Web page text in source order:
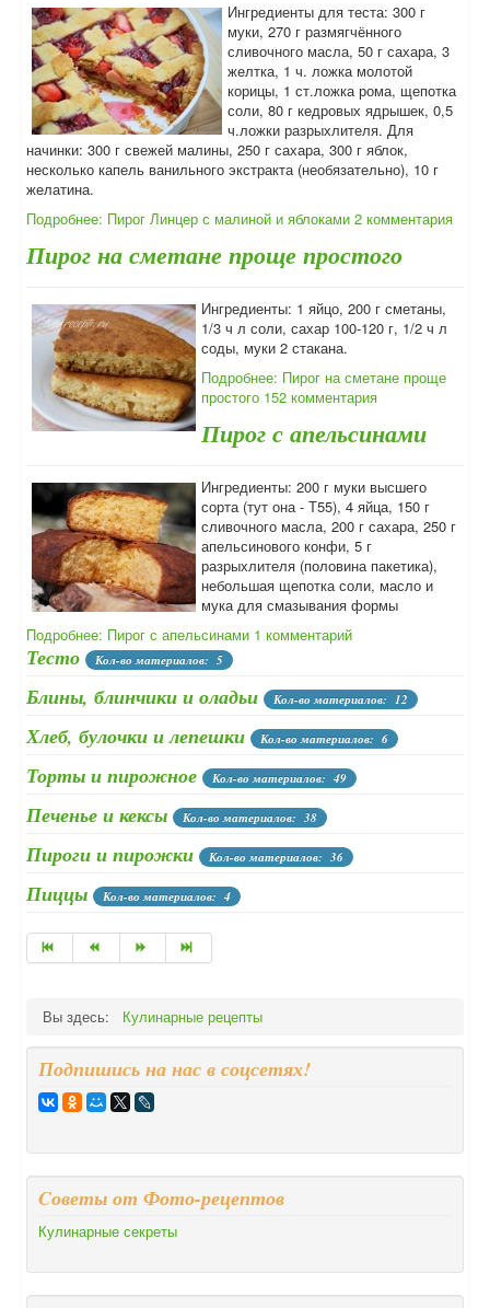
Ингредиенты для теста: 300 г
муки, 270 г размягчённого
сливочного масла, 50 г сахара, 3
желтка, 1 ч. ложка молотой
корицы, 1 ст.ложка рома, щепотка
соли, 80 г кедровых ядрышек, 0,5
ч.ложки разрыхлителя. Для
начинки: 300 г свежей малины, 250 г сахара, 300 г яблок,
несколько капель ванильного экстракта (необязательно), 10 г
желатина.
Подробнее: Пирог Линцер с малиной и яблоками 2 комментария
Пирог на сметане проще простого
Ингредиенты: 1 яйцо, 200 г сметаны,
1/3 ч л соли, сахар 100-120 г, 1/2 ч л
соды, муки 2 стакана.
Подробнее: Пирог на сметане проще
простого 152 комментария
Пирог с апельсинами
Ингредиенты: 200 г муки высшего
сорта (тут она - Т55), 4 яйца, 150 г
сливочного масла, 200 г сахара, 250 г
апельсинового конфи, 5 г
разрыхлителя (половина пакетика),
небольшая щепотка соли, масло и
мука для смазывания формы
Подробнее: Пирог с апельсинами 1 комментарий
Тесто Кол-во материалов: 5
Блины, блинчики и оладьи Кол-во материалов: 12
Хлеб, булочки и лепешки Кол-во материалов: 6
Торты и пирожное Кол-во материалов: 49
Печенье и кексы Кол-во материалов: 38
Пироги и пирожки Кол-во материалов: 36
Пиццы Кол-во материалов: 4
Вы здесь: Кулинарные рецепты
Подпишись на нас в соцсетях!
Cоветы от Фото-рецептов
Кулинарные секреты